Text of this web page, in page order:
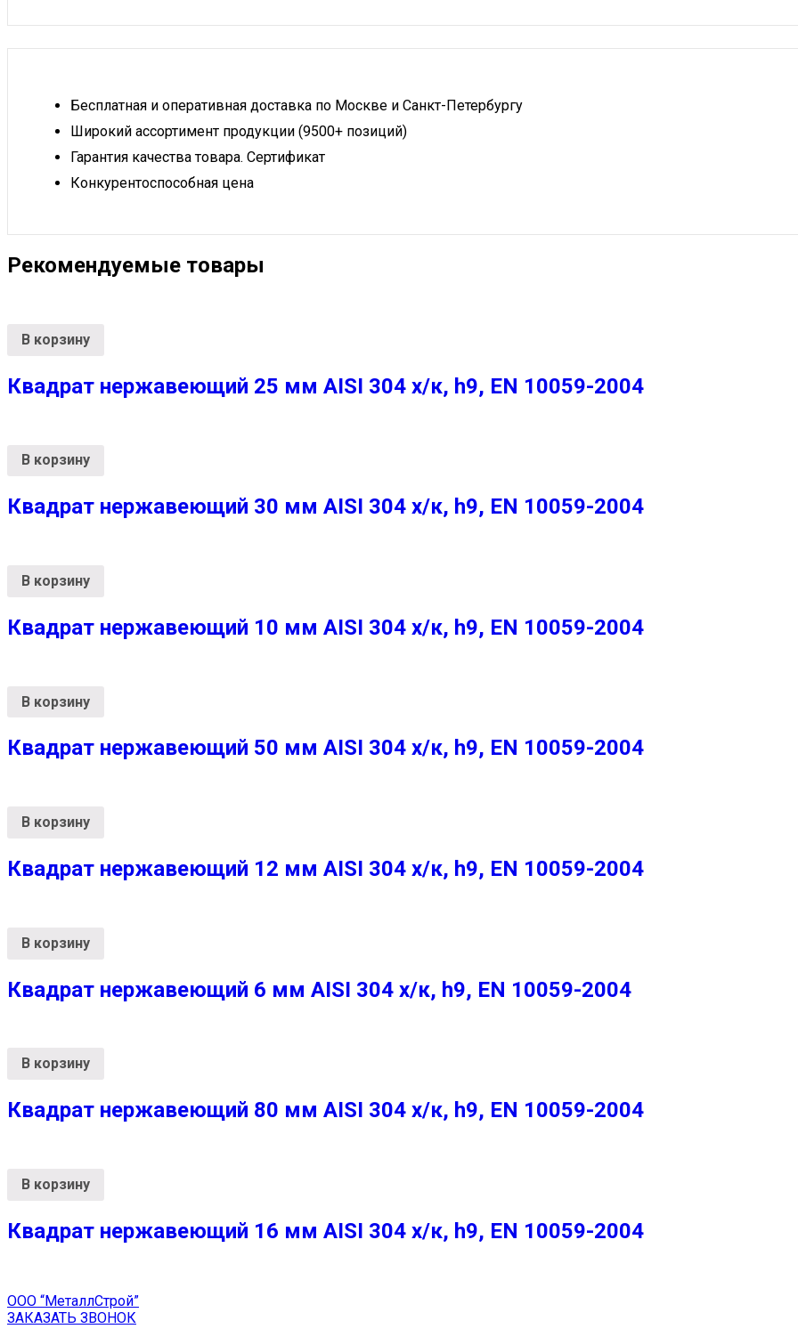
Бесплатная и оперативная доставка по Москве и Санкт-Петербургу
Широкий ассортимент продукции (9500+ позиций)
Гарантия качества товара. Сертификат
Конкурентоспособная цена
Рекомендуемые товары
В корзину
Квадрат нержавеющий 25 мм AISI 304 х/к, h9, EN 10059-2004
В корзину
Квадрат нержавеющий 30 мм AISI 304 х/к, h9, EN 10059-2004
В корзину
Квадрат нержавеющий 10 мм AISI 304 х/к, h9, EN 10059-2004
В корзину
Квадрат нержавеющий 50 мм AISI 304 х/к, h9, EN 10059-2004
В корзину
Квадрат нержавеющий 12 мм AISI 304 х/к, h9, EN 10059-2004
В корзину
Квадрат нержавеющий 6 мм AISI 304 х/к, h9, EN 10059-2004
В корзину
Квадрат нержавеющий 80 мм AISI 304 х/к, h9, EN 10059-2004
В корзину
Квадрат нержавеющий 16 мм AISI 304 х/к, h9, EN 10059-2004
ООО “МеталлСтрой”
ЗАКАЗАТЬ ЗВОНОК